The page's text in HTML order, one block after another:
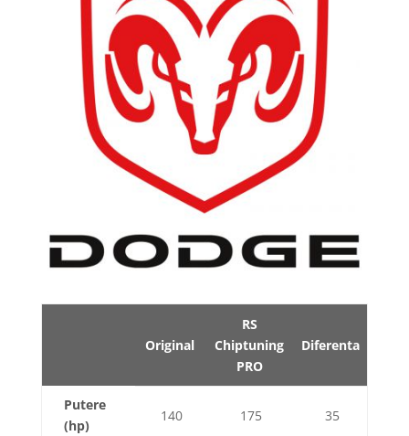
Original
RS
Chiptuning
PRO
Diferenta
Putere
(hp)
140 175 35